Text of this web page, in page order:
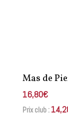
Mas de
16,80€
Prix club :